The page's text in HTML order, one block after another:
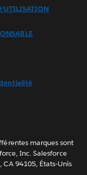
marques sont
Inc. Salesforce
CA 94105, États-Unis